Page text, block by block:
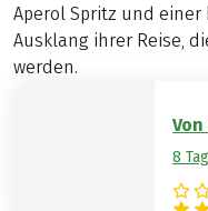
Aperol Spritz und
Ausklang ihrer Reise,
werden.
8